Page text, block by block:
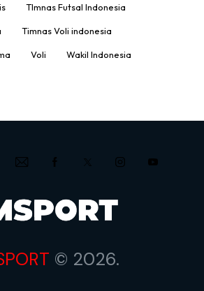
TImnas Futsal Indonesia
Timnas Voli indonesia
Voli Wakil Indonesia
© 2026.